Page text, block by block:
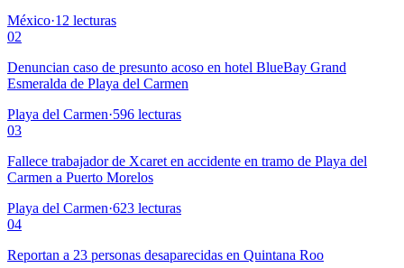
México·12 lecturas
02
Denuncian caso de presunto acoso en hotel BlueBay Grand
Esmeralda de Playa del Carmen
Playa del Carmen·596 lecturas
03
Fallece trabajador de Xcaret en accidente en tramo de Playa del
Carmen a Puerto Morelos
Playa del Carmen·623 lecturas
04
Reportan a 23 personas desaparecidas en Quintana Roo